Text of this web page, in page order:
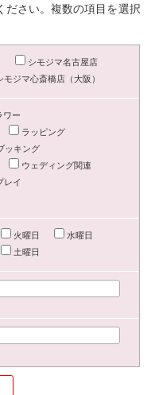
ださい。複数の項目を選択
シモジマ名古屋店
モジマ心斎橋店（大阪）
ワー
ラッピング
ッキング
ウェディング関連
レイ
火曜日
水曜日
土曜日